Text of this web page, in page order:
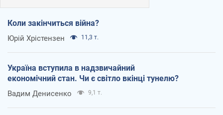
Коли закінчиться війна?
Юрій Хрістензен 11,3 т.
Україна вступила в надзвичайний
економічний стан. Чи є світло вкінці тунелю?
Вадим Денисенко 9,1 т.